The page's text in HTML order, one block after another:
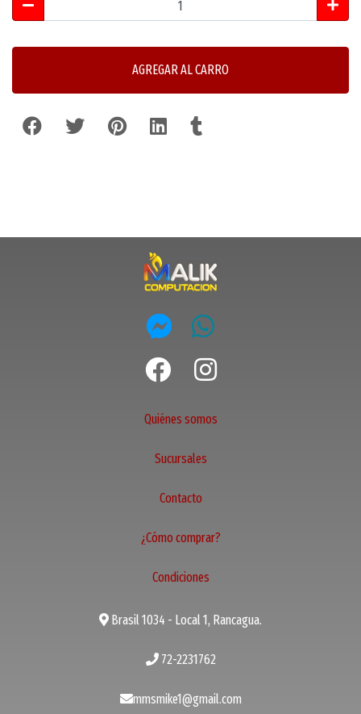
AGREGAR AL CARRO
Quiénes somos
Sucursales
Contacto
¿Cómo comprar?
Condiciones
Brasil 1034 - Local 1, Rancagua.
72-2231762
mmsmike1@gmail.com